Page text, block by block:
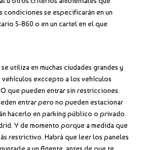
condiciones se especificarán en un
S‐860 o en un cartel en el que
utiliza en muchas ciudades grandes y
exccepto a los vehículos
que pueden entrar sin restricciones.
entrar pero no pueden estacionar
hacerlo en parking público o privado.
Y de momento porque a medida que
restrictivo. Habrá que leer los paneles